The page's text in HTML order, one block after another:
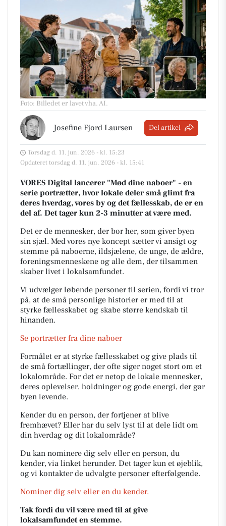
Foto: Billedet er lavet vha. AI.
Josefine Fjord Laursen Del artikel
Torsdag d. 11. jun. 2026 - kl. 15:23
Opdateret torsdag d. 11. jun. 2026 - kl. 15:41
VORES Digital lancerer "Mød dine naboer" - en
serie portrætter, hvor lokale deler små glimt fra
deres hverdag, vores by og det fællesskab, de er en
del af. Det tager kun 2-3 minutter at være med.
Det er de mennesker, der bor her, som giver byen
sin sjæl. Med vores nye koncept sætter vi ansigt og
stemme på naboerne, ildsjælene, de unge, de ældre,
foreningsmenneskene og alle dem, der tilsammen
skaber livet i lokalsamfundet.
Vi udvælger løbende personer til serien, fordi vi tror
på, at de små personlige historier er med til at
styrke fællesskabet og skabe større kendskab til
hinanden.
Se portrætter fra dine naboer
Formålet er at styrke fællesskabet og give plads til
de små fortællinger, der ofte siger noget stort om et
lokalområde. For det er netop de lokale mennesker,
deres oplevelser, holdninger og gode energi, der gør
byen levende.
Kender du en person, der fortjener at blive
fremhævet? Eller har du selv lyst til at dele lidt om
din hverdag og dit lokalområde?
Du kan nominere dig selv eller en person, du
kender, via linket herunder. Det tager kun et øjeblik,
og vi kontakter de udvalgte personer efterfølgende.
Nominer dig selv eller en du kender.
Tak fordi du vil være med til at give
lokalsamfundet en stemme.